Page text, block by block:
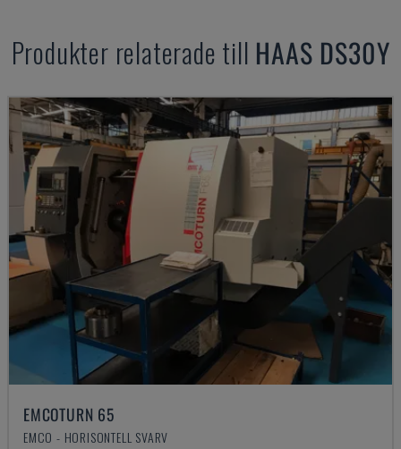
Produkter relaterade till HAAS DS30Y
EMCOTURN 65
EMCO - HORISONTELL SVARV